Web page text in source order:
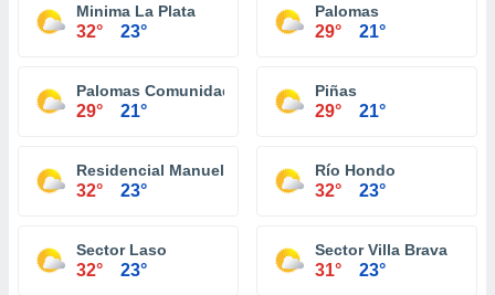
Minima La Plata
32° 23°
Palomas
29° 21°
Palomas Comunidad
29° 21°
Piñas
29° 21°
Residencial Manuel Martorell
32° 23°
Río Hondo
32° 23°
Sector Laso
32° 23°
Sector Villa Brava
31° 23°